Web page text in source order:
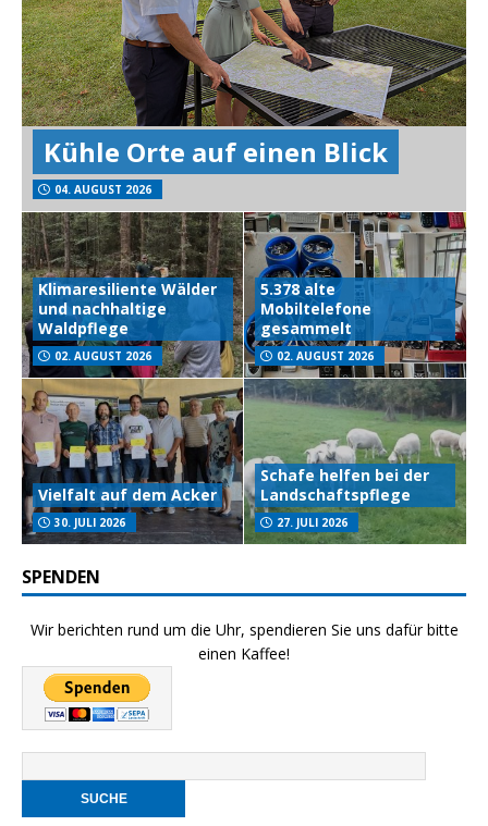
Kühle Orte auf einen Blick
04. AUGUST 2026
Klimaresiliente Wälder
und nachhaltige
Waldpflege
02. AUGUST 2026
5.378 alte
Mobiltelefone
gesammelt
02. AUGUST 2026
Vielfalt auf dem Acker
30. JULI 2026
Schafe helfen bei der
Landschaftspflege
27. JULI 2026
SPENDEN
Wir berichten rund um die Uhr, spendieren Sie uns dafür bitte
einen Kaffee!